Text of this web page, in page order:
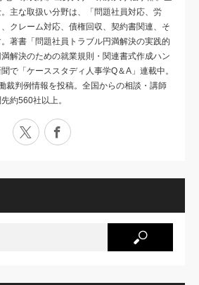
主な取扱い分野は、「問題社員対応、労
クレーム対応、債権回収、契約書関連、そ
著書「問題社員トラブル円満解決の実践的
解決のための就業規則・関連書式作成ハン
で「ケーススタディ人事学Q＆A」連載中。
裁判例情報を投稿。全国からの相談・講師
約560社以上。
X Facebook